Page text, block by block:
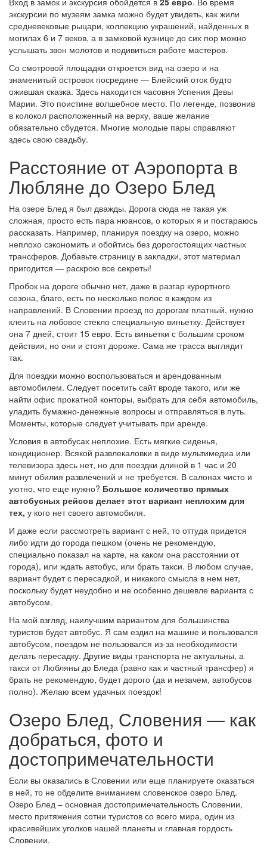
экскурсии по музеям замка можно будет увидеть, как жили
средневековые рыцари, коллекцию украшений, найденных в
могилах 6 и 7 веков, а в замковой кузнице до сих пор можно
услышать звон молотов и подивиться работе мастеров.
Со смотровой площадки откроется вид на озеро и на
знаменитый островок посредине — Блейский оток будто
ожившая сказка. Здесь находится часовня Успения Девы
Марии. Это поистине волшебное место. По легенде, позвонив
в колокол расположенный на верху, ваше желание
обязательно сбудется. Многие молодые пары справляют
здесь свою свадьбу.
Расстояние от Аэропорта в
Любляне до Озеро Блед
На озере Блед я был дважды. Дорога сюда не такая уж
сложная, просто есть пара нюансов, о которых я и постараюсь
рассказать. Например, планируя поездку на озеро, можно
неплохо сэкономить и обойтись без дорогостоящих частных
трансферов. Добавьте страницу в закладки, этот материал
пригодится — раскрою все секреты!
Пробок на дороге обычно нет, даже в разгар курортного
сезона, благо, есть по несколько полос в каждом из
направлений. В Словении проезд по дорогам платный, нужно
клеить на лобовое стекло специальную виньетку. Действует
она 7 дней, стоит 15 евро. Есть виньетки с большим сроком
действия, но они и стоят дороже. Сама же трасса выглядит
так.
Для поездки можно воспользоваться и арендованным
автомобилем. Следует посетить сайт вроде такого, или же
найти офис прокатной конторы, выбрать для себя автомобиль,
уладить бумажно-денежные вопросы и отправляться в путь.
Моменты, которые следует учитывать при аренде.
Условия в автобусах неплохие. Есть мягкие сиденья,
кондиционер. Всякой развлекаловки в виде мультимедиа или
телевизора здесь нет, но для поездки длиной в 1 час и 20
минут обилия развлечений и не требуется. В салонах чисто и
уютно, что еще нужно? Большое количество прямых
автобусных рейсов делает этот вариант неплохим для
тех, у кого нет своего автомобиля.
И даже если рассмотреть вариант с ней, то оттуда придется
либо идти до города пешком (очень не рекомендую,
специально показал на карте, на каком она расстоянии от
города), или ждать автобус, или брать такси. В любом случае,
вариант будет с пересадкой, и никакого смысла в нем нет,
поскольку будет неудобно и не особенно дешевле варианта с
автобусом.
На мой взгляд, наилучшим вариантом для большинства
туристов будет автобус. Я сам ездил на машине и пользовался
автобусом, поездом не пользовался из-за необходимости
делать пересадку. Другие виды транспорта не актуальны, а
такси от Любляны до Бледа (равно как и частный трансфер) я
брать не рекомендую, будет дорого (да и незачем, автобусов
полно). Желаю всем удачных поездок!
Озеро Блед, Словения — как
добраться, фото и
достопримечательности
Если вы оказались в Словении или еще планируете оказаться
в ней, то не обделите вниманием словенское озеро Блед.
Озеро Блед – основная достопримечательность Словении,
место притяжения сотни туристов со всего мира, один из
красивейших уголков нашей планеты и главная гордость
Словении.